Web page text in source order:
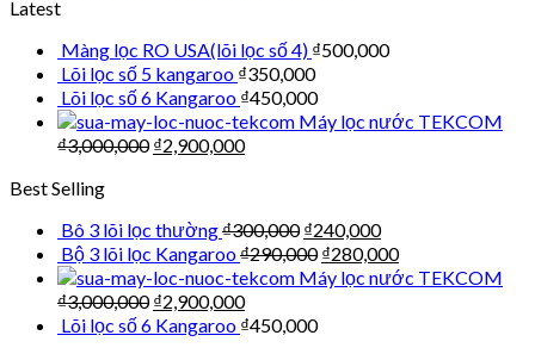
Latest
Màng lọc RO USA(lõi lọc số 4) ₫500,000
Lõi lọc số 5 kangaroo ₫350,000
Lõi lọc số 6 Kangaroo ₫450,000
Máy lọc nước TEKCOM
₫3,000,000 ₫2,900,000
Best Selling
Bô 3 lõi lọc thường₫300,000 ₫240,000
Bộ 3 lõi lọc Kangaroo₫290,000 ₫280,000
Máy lọc nước TEKCOM
₫3,000,000 ₫2,900,000
Lõi lọc số 6 Kangaroo ₫450,000